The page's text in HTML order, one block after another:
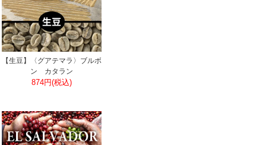
【生豆】〈グアテマラ〉ブルボ
ン カタラン
874円(税込)